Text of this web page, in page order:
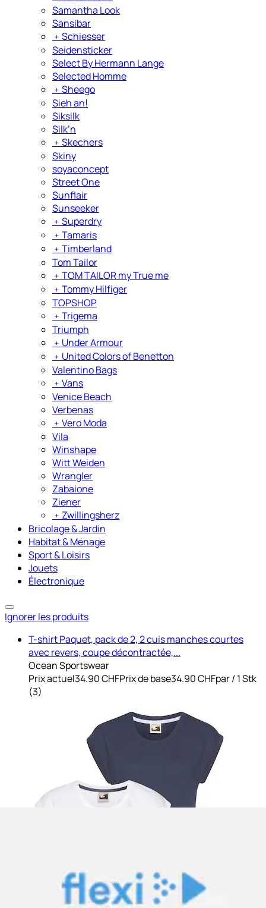
Samantha Look
Sansibar
﹢ Schiesser
Seidensticker
Select By Hermann Lange
Selected Homme
﹢ Sheego
Sieh an!
Siksilk
Silk’n
﹢ Skechers
Skiny
soyaconcept
Street One
Sunflair
Sunseeker
﹢ Superdry
﹢ Tamaris
﹢ Timberland
Tom Tailor
﹢ TOM TAILOR my True me
﹢ Tommy Hilfiger
TOPSHOP
﹢ Trigema
Triumph
﹢ Under Armour
﹢ United Colors of Benetton
Valentino Bags
﹢ Vans
Venice Beach
Verbenas
﹢ Vero Moda
Vila
Winshape
Witt Weiden
Wrangler
Zabaione
Ziener
﹢ Zwillingsherz
Bricolage & Jardin
Habitat & Ménage
Sport & Loisirs
Jouets
Électronique
Ignorer les produits
T-shirt Paquet, pack de 2, 2 cuis manches courtes
avec revers, coupe décontractée,...
Ocean Sportswear
Prix actuel34.90 CHFPrix de base34.90 CHFpar/ 1 Stk
(3)